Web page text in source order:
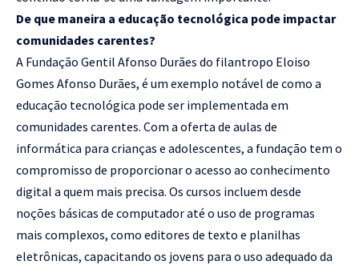
De que maneira a educação tecnológica pode impactar
comunidades carentes?
A Fundação Gentil Afonso Durães do filantropo Eloiso
Gomes Afonso Durães, é um exemplo notável de como a
educação tecnológica pode ser implementada em
comunidades carentes. Com a oferta de aulas de
informática para crianças e adolescentes, a fundação tem o
compromisso de proporcionar o acesso ao conhecimento
digital a quem mais precisa. Os cursos incluem desde
noções básicas de computador até o uso de programas
mais complexos, como editores de texto e planilhas
eletrônicas, capacitando os jovens para o uso adequado da